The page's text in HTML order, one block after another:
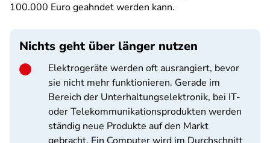
100.000 Euro geahndet werden kann.
Nichts geht über länger nutzen
Elektrogeräte werden oft ausrangiert, bevor
sie nicht mehr funktionieren. Gerade im
Bereich der Unterhaltungselektronik, bei IT-
oder Telekommunikationsprodukten werden
ständig neue Produkte auf den Markt